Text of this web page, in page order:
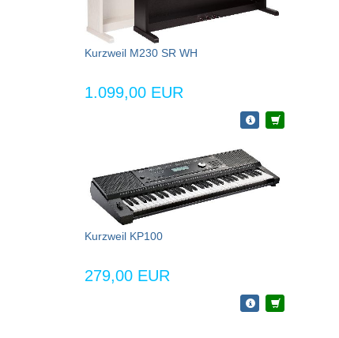
Kurzweil M230 SR WH
1.099,00 EUR
Kurzweil KP100
279,00 EUR